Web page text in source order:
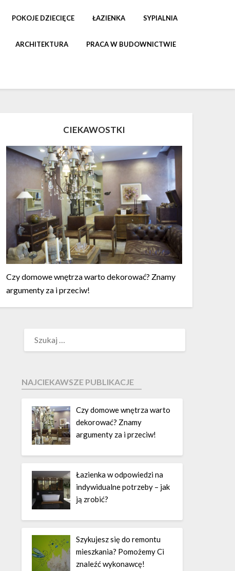
POKOJE DZIECIĘCE ŁAZIENKA SYPIALNIA
ARCHITEKTURA PRACA W BUDOWNICTWIE
CIEKAWOSTKI
Czy domowe wnętrza warto dekorować? Znamy
argumenty za i przeciw!
NAJCIEKAWSZE PUBLIKACJE
Czy domowe wnętrza warto
dekorować? Znamy
argumenty za i przeciw!
Łazienka w odpowiedzi na
indywidualne potrzeby – jak
ją zrobić?
Szykujesz się do remontu
mieszkania? Pomożemy Ci
znaleźć wykonawcę!